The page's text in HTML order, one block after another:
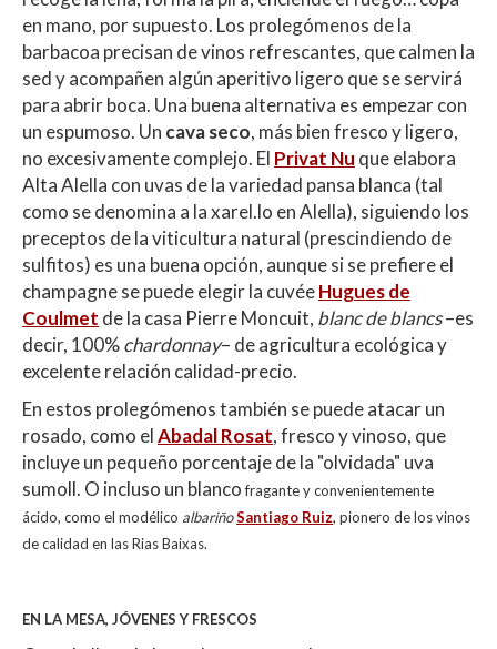
en mano, por supuesto. Los prolegómenos de la
barbacoa precisan de vinos refrescantes, que calmen la
sed y acompañen algún aperitivo ligero que se servirá
para abrir boca. Una buena alternativa es empezar con
un espumoso. Un cava seco, más bien fresco y ligero,
no excesivamente complejo. El Privat Nu que elabora
Alta Alella con uvas de la variedad pansa blanca (tal
como se denomina a la xarel.lo en Alella), siguiendo los
preceptos de la viticultura natural (prescindiendo de
sulfitos) es una buena opción, aunque si se prefiere el
champagne se puede elegir la cuvéeHugues de
Coulmet de la casa Pierre Moncuit, blanc de blancs–es
decir, 100%chardonnay– de agricultura ecológica y
excelente relación calidad-precio.
En estos prolegómenos también se puede atacar un
rosado, como elAbadal Rosat, fresco y vinoso, que
incluye un pequeño porcentaje de la "olvidada" uva
sumoll. O incluso un blancofragante y convenientemente
ácido, como el modélico albariñoSantiago Ruiz, pionero de los vinos
de calidad en las Rias Baixas.
EN LA MESA, JÓVENES Y FRESCOS